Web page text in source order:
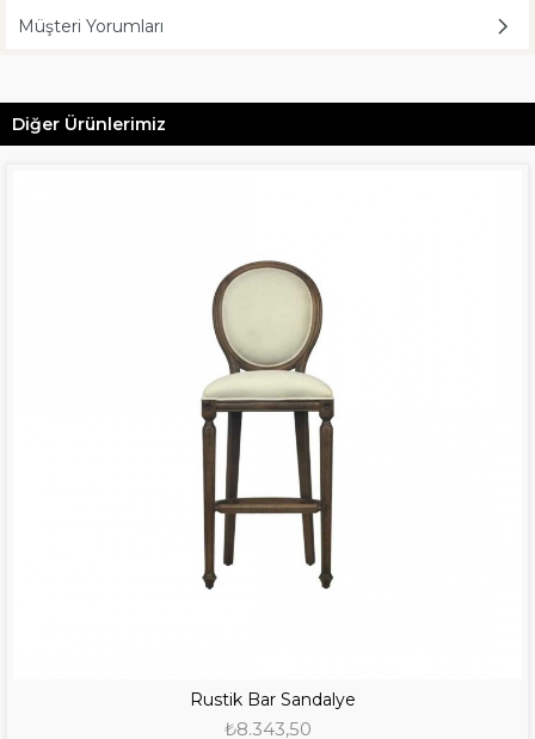
Müşteri Yorumları
Diğer Ürünlerimiz
Rustik Bar Sandalye
₺8.343,50